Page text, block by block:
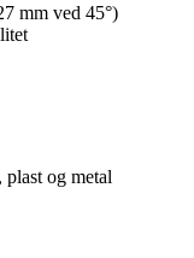
mm ved 45°)
og metal